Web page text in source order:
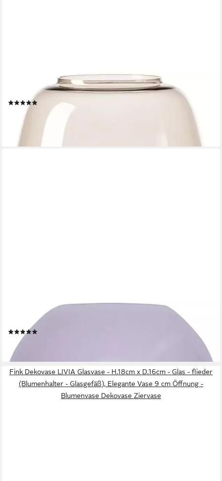
Tischvase Sunday (1 St), mundgeblasen
ab 24,95 € UVP
-38%
lieferbar - in 2-3 Werktagen bei dir
Tischvase Livia (1 St), mundgeblasen
47,95 €
lieferbar - in 4-5 Werktagen bei dir
Fink Dekovase LIVIA Glasvase - H.18cm x D.16cm - Glas - flieder
(Blumenhalter - Glasgefäß), Elegante Vase 9 cm Öffnung -
Blumenvase Dekovase Ziervase